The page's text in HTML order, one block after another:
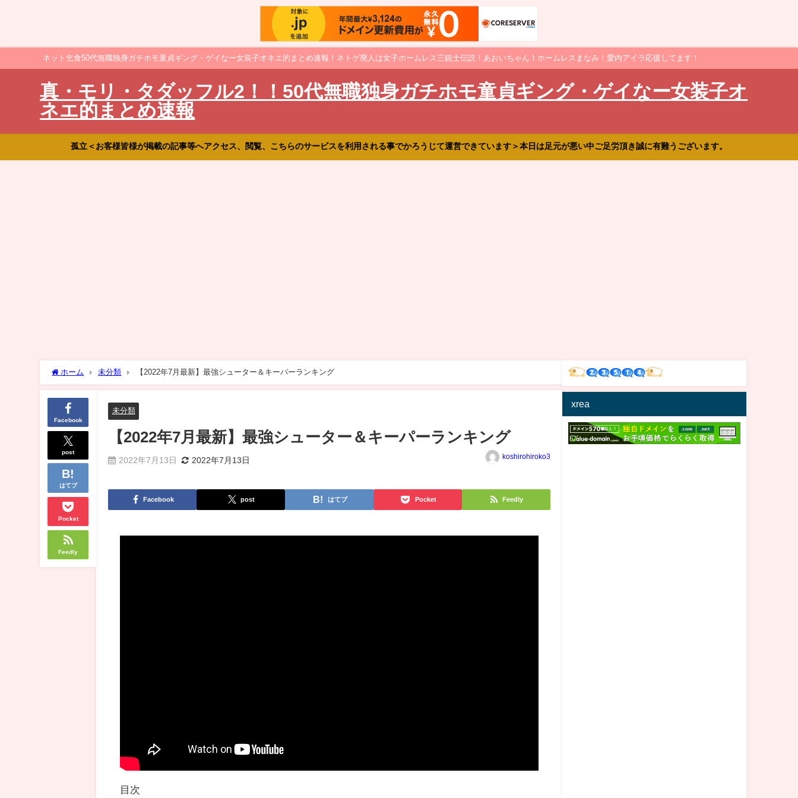
ネット乞食50代無職独身ガチホモ童貞ギング・ゲイなー女装子オネエ的まとめ速報！ネトゲ廃人は女子ホームレス三銃士伝説！あおいちゃん！ホームレスまなみ！愛内アイラ応援してます！
真・モリ・タダッフル2！！50代無職独身ガチホモ童貞ギング・ゲイなー女装子オ
ネエ的まとめ速報
孤立＜お客様皆様が掲載の記事等へアクセス、閲覧、こちらのサービスを利用される事でかろうじて運営できています＞本日は足元が悪い中ご足労頂き誠に有難うございます。
ホーム 未分類 【2022年7月最新】最強シューター＆キーパーランキング
Facebook
post
はてブ
Pocket
Feedly
未分類
【2022年7月最新】最強シューター＆キーパーランキング
2022年7月13日 2022年7月13日 koshirohiroko3
Facebook post はてブ Pocket Feedly
目次
xrea